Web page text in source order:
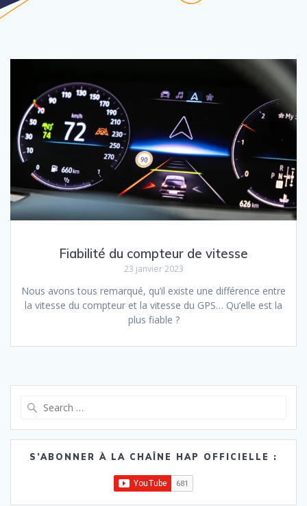
Fiabilité du compteur de vitesse
23 janvier 2023
Nous avons tous remarqué, qu’il existe une différence entre
la vitesse du compteur et la vitesse du GPS… Qu’elle est la
plus fiable ?
S’ABONNER À LA CHAÎNE HAP OFFICIELLE :